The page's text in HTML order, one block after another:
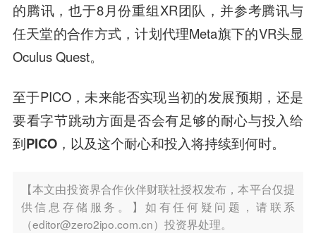
的腾讯，也于8月份重组XR团队，并参考腾讯与
任天堂的合作方式，计划代理Meta旗下的VR头显
Oculus Quest。
至于PICO，未来能否实现当初的发展预期，还是
要看字节跳动方面是否会有足够的耐心与投入给
到PICO，以及这个耐心和投入将持续到何时。
【本文由投资界合作伙伴财联社授权发布，本平台仅提
供信息存储服务。】如有任何疑问题，请联系
（editor@zero2ipo.com.cn）投资界处理。